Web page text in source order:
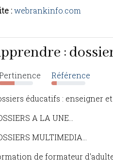
:webrankinfo.com
:
Référence
16%
éducatifs : enseigner
A LA UNE...
MULTIMEDIA...
de formateur